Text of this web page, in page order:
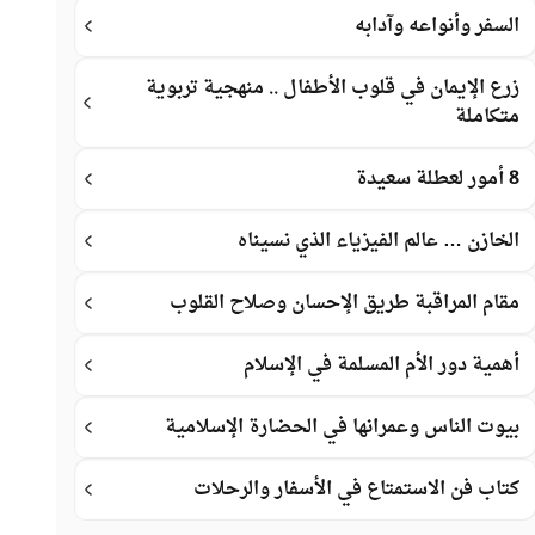
السفر وأنواعه وآدابه
زرع الإيمان في قلوب الأطفال .. منهجية تربوية
متكاملة
8 أمور لعطلة سعيدة
الخازن … عالم الفيزياء الذي نسيناه
مقام المراقبة طريق الإحسان وصلاح القلوب
أهمية دور الأم المسلمة في الإسلام
بيوت الناس وعمرانها في الحضارة الإسلامية
كتاب فن الاستمتاع في الأسفار والرحلات